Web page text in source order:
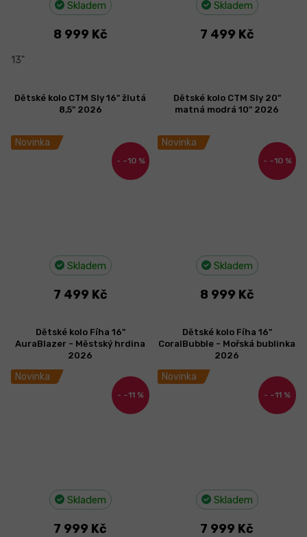
Skladem
8 999 Kč
13"
Skladem
7 499 Kč
Novinka
–10 %
Dětské kolo CTM Sly 16" žlutá
8,5" 2026
Skladem
7 499 Kč
Novinka
–10 %
Dětské kolo CTM Sly 20"
matná modrá 10" 2026
Skladem
8 999 Kč
Novinka
–11 %
Dětské kolo Fíha 16"
AuraBlazer - Městský hrdina
2026
Skladem
7 999 Kč
Novinka
–11 %
Dětské kolo Fíha 16"
CoralBubble - Mořská bublinka
2026
Skladem
7 999 Kč